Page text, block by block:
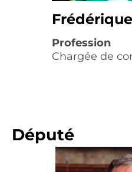
Profession
Chargée de
Député